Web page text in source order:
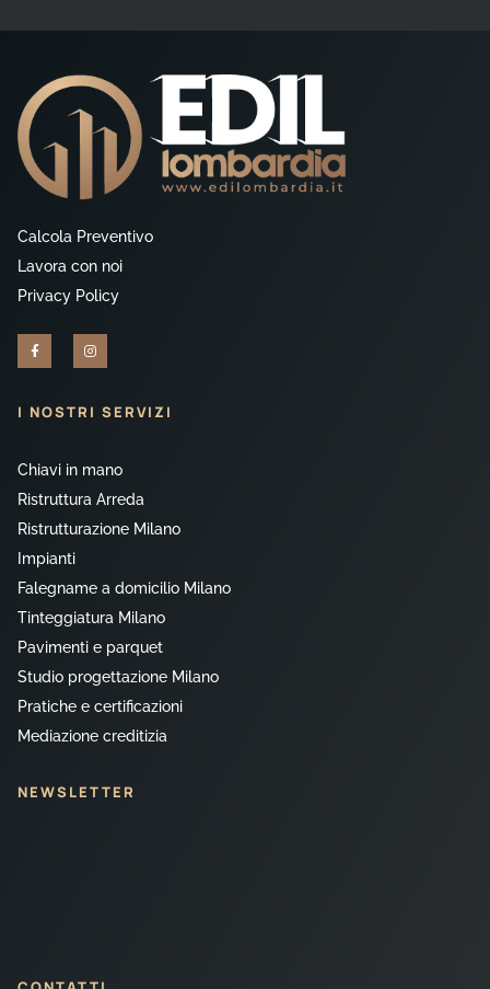
Calcola Preventivo
Lavora con noi
Privacy Policy
I NOSTRI SERVIZI
Chiavi in mano
Ristruttura Arreda
Ristrutturazione Milano
Impianti
Falegname a domicilio Milano
Tinteggiatura Milano
Pavimenti e parquet
Studio progettazione Milano
Pratiche e certificazioni
Mediazione creditizia
NEWSLETTER